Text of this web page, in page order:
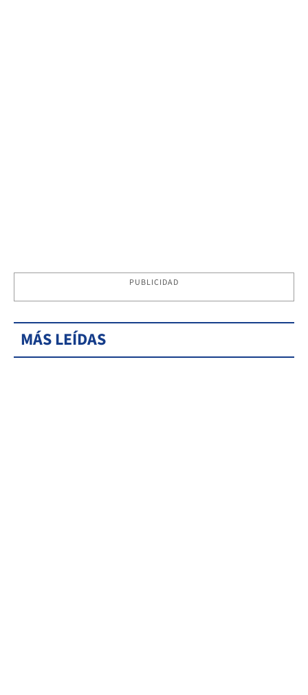
PUBLICIDAD
MÁS LEÍDAS